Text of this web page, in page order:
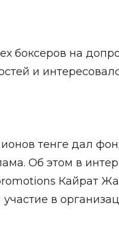
боксеров на
и
тенге дал
Об этом в
Кайрат
в